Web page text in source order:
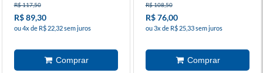
R$ 117,50
R$ 89,30
ou 4x de R$ 22,32 sem juros
R$ 108,50
R$ 76,00
ou 3x de R$ 25,33 sem juros